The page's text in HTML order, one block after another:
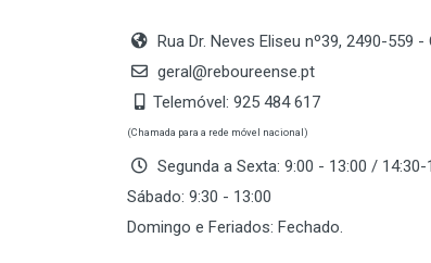
Rua Dr. Neves Eliseu nº39, 2490-559 -
geral@reboureense.pt
Telemóvel: 925 484 617
(Chamada para a rede móvel nacional)
Segunda a Sexta: 9:00 - 13:00 / 14:30-
Sábado: 9:30 - 13:00
Domingo e Feriados: Fechado.